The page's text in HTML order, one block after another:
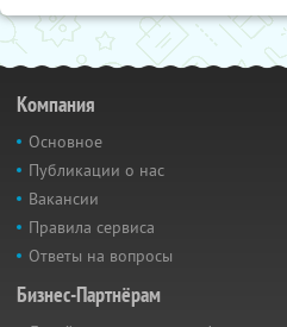
Компания
Основное
Публикации о нас
Вакансии
Правила сервиса
Ответы на вопросы
Бизнес-Партнёрам